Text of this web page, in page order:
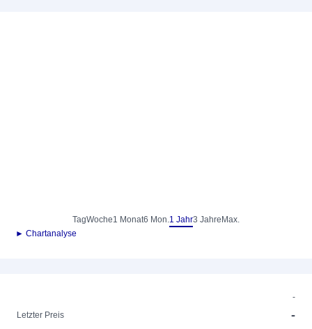
TagWoche1 Monat6 Mon.1 Jahr3 Jahre Max.
► Chartanalyse
-
Letzter Preis
-